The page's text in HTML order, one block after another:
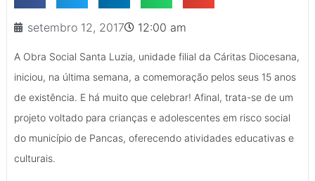
setembro 12, 2017 12:00 am
A Obra Social Santa Luzia, unidade filial da Cáritas Diocesana,
iniciou, na última semana, a comemoração pelos seus 15 anos
de existência. E há muito que celebrar! Afinal, trata-se de um
projeto voltado para crianças e adolescentes em risco social
do município de Pancas, oferecendo atividades educativas e
culturais.